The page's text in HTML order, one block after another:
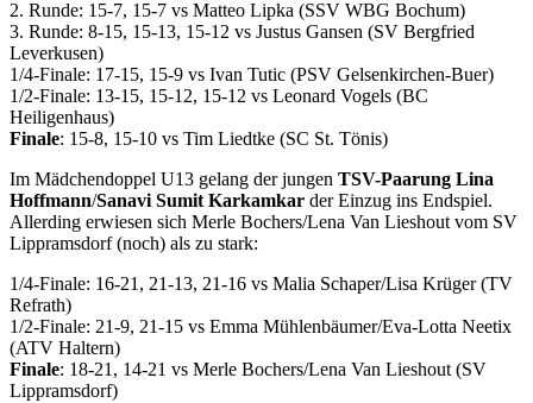
2. Runde: 15-7, 15-7 vs Matteo Lipka (SSV WBG Bochum)
3. Runde: 8-15, 15-13, 15-12 vs Justus Gansen (SV Bergfried
Leverkusen)
1/4-Finale: 17-15, 15-9 vs Ivan Tutic (PSV Gelsenkirchen-Buer)
1/2-Finale: 13-15, 15-12, 15-12 vs Leonard Vogels (BC
Heiligenhaus)
Finale: 15-8, 15-10 vs Tim Liedtke (SC St. Tönis)
Im Mädchendoppel U13 gelang der jungen TSV-Paarung Lina
Hoffmann/Sanavi Sumit Karkamkar der Einzug ins Endspiel.
Allerding erwiesen sich Merle Bochers/Lena Van Lieshout vom SV
Lippramsdorf (noch) als zu stark:
1/4-Finale: 16-21, 21-13, 21-16 vs Malia Schaper/Lisa Krüger (TV
Refrath)
1/2-Finale: 21-9, 21-15 vs Emma Mühlenbäumer/Eva-Lotta Neetix
(ATV Haltern)
Finale: 18-21, 14-21 vs Merle Bochers/Lena Van Lieshout (SV
Lippramsdorf)